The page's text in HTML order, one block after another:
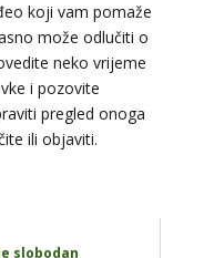
koji vam pomaže
može odlučiti o
neko vrijeme
i pozovite
pregled onoga
ili objaviti.
visak, molitve,
600
min
slobodan